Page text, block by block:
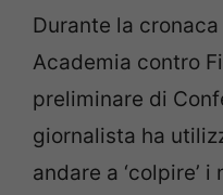
Durante la
Academia contro
preliminare di
giornalista ha
andare a ‘colpire’